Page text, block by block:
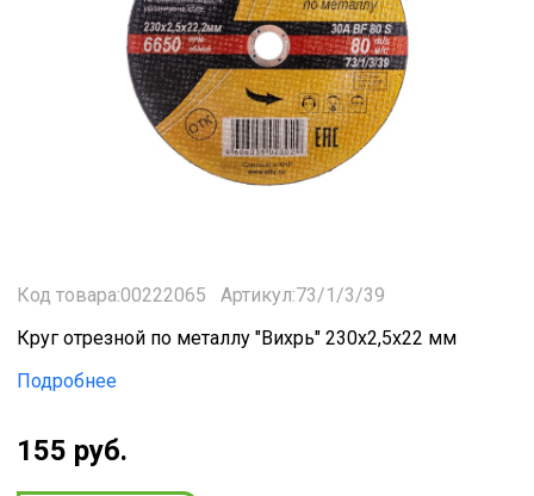
Код товара:00222065
Артикул:73/1/3/39
Круг отрезной по металлу "Вихрь" 230х2,5х22 мм
Подробнее
155 руб.